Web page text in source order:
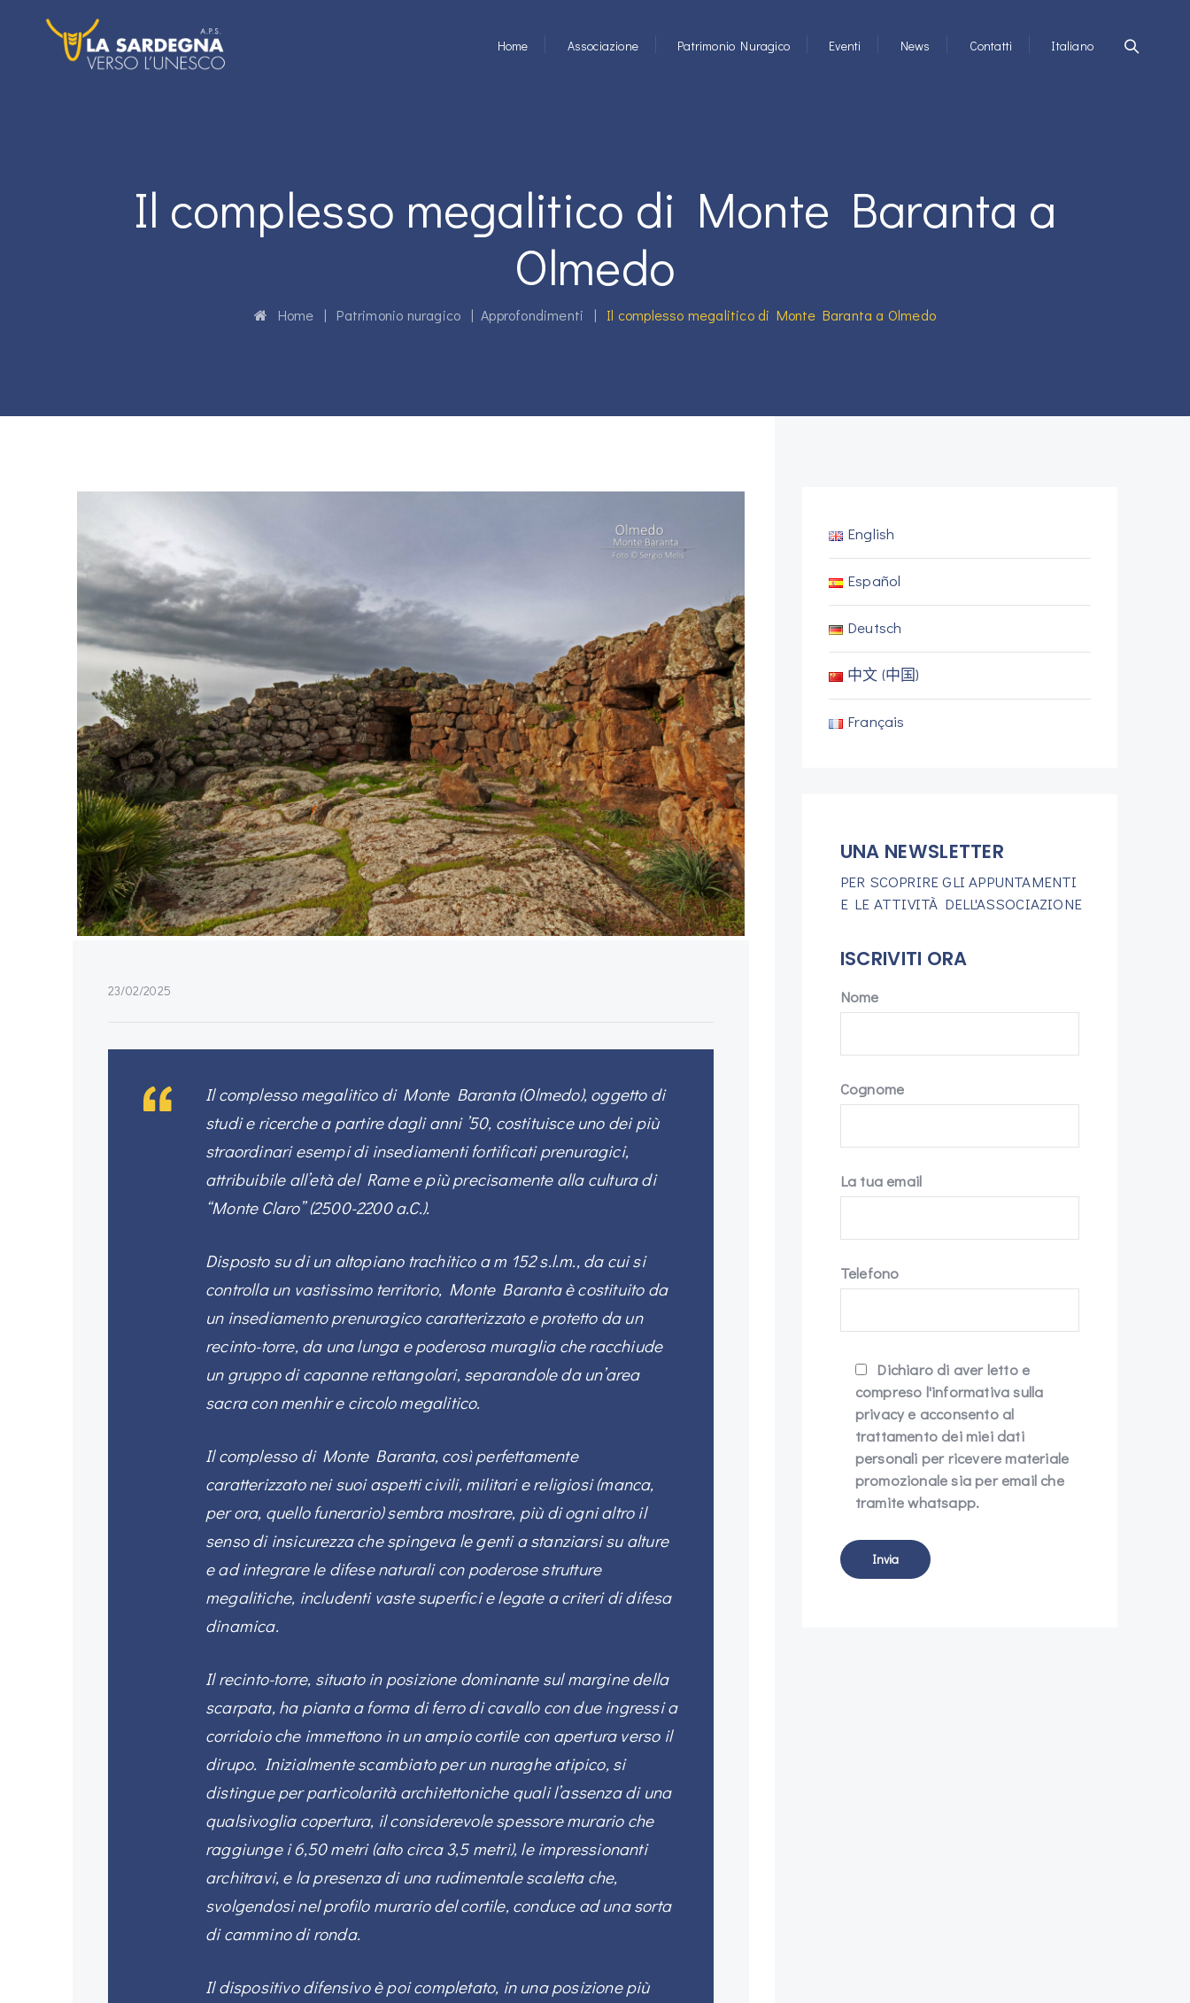
Home Associazione Patrimonio Nuragico Eventi News Contatti Italiano
Il complesso megalitico di Monte Baranta a
Olmedo
Home | Patrimonio nuragico |Approfondimenti | Il complesso megalitico di Monte Baranta a Olmedo
23/02/2025
Il complesso megalitico di Monte Baranta (Olmedo), oggetto di
studi e ricerche a partire dagli anni ’50, costituisce uno dei più
straordinari esempi di insediamenti fortificati prenuragici,
attribuibile all’età del Rame e più precisamente alla cultura di
“Monte Claro” (2500-2200 a.C.).
Disposto su di un altopiano trachitico a m 152 s.l.m., da cui si
controlla un vastissimo territorio, Monte Baranta è costituito da
un insediamento prenuragico caratterizzato e protetto da un
recinto-torre, da una lunga e poderosa muraglia che racchiude
un gruppo di capanne rettangolari, separandole da un’area
sacra con menhir e circolo megalitico.
Il complesso di Monte Baranta, così perfettamente
caratterizzato nei suoi aspetti civili, militari e religiosi (manca,
per ora, quello funerario) sembra mostrare, più di ogni altro il
senso di insicurezza che spingeva le genti a stanziarsi su alture
e ad integrare le difese naturali con poderose strutture
megalitiche, includenti vaste superfici e legate a criteri di difesa
dinamica.
Il recinto-torre, situato in posizione dominante sul margine della
scarpata, ha pianta a forma di ferro di cavallo con due ingressi a
corridoio che immettono in un ampio cortile con apertura verso il
dirupo. Inizialmente scambiato per un nuraghe atipico, si
distingue per particolarità architettoniche quali l’assenza di una
qualsivoglia copertura, il considerevole spessore murario che
raggiunge i 6,50 metri (alto circa 3,5 metri), le impressionanti
architravi, e la presenza di una rudimentale scaletta che,
svolgendosi nel profilo murario del cortile, conduce ad una sorta
di cammino di ronda.
Il dispositivo difensivo è poi completato, in una posizione più
English
Español
Deutsch
中文 (中国)
Français
UNA NEWSLETTER
PER SCOPRIRE GLI APPUNTAMENTI
E LE ATTIVITÀ DELL'ASSOCIAZIONE
ISCRIVITI ORA
Nome
Cognome
La tua email
Telefono
Dichiaro di aver letto e
compreso l'informativa sulla
privacy e acconsento al
trattamento dei miei dati
personali per ricevere materiale
promozionale sia per email che
tramite whatsapp.